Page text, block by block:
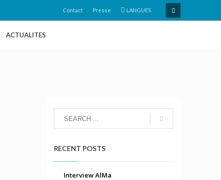
Contact Presse LANGUES
ACTUALITES
RECENT POSTS
Interview AlMa